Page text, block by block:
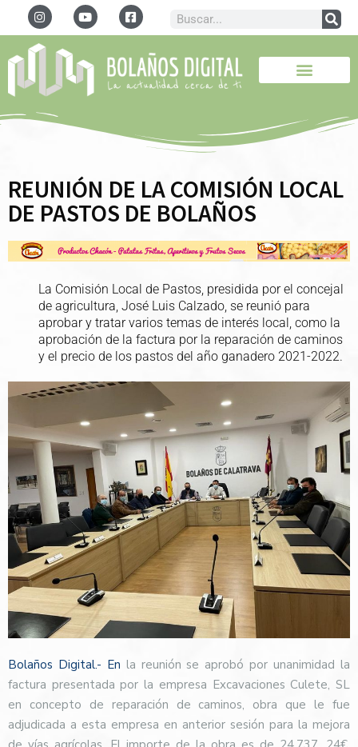
REUNIÓN DE LA COMISIÓN LOCAL
DE PASTOS DE BOLAÑOS
La Comisión Local de Pastos, presidida por el concejal
de agricultura, José Luis Calzado, se reunió para
aprobar y tratar varios temas de interés local, como la
aprobación de la factura por la reparación de caminos
y el precio de los pastos del año ganadero 2021-2022.
Bolaños Digital.- En la reunión se aprobó por unanimidad la
factura presentada por la empresa Excavaciones Culete, SL
en concepto de reparación de caminos, obra que le fue
adjudicada a esta empresa en anterior sesión para la mejora